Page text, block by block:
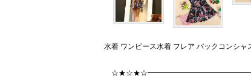
水着 ワンピース水着 フレア バックコンシャ